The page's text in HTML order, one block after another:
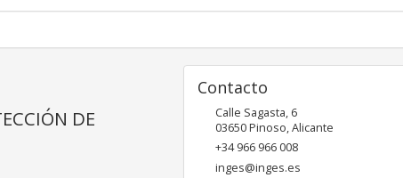
DE
Contacto
Calle Sagasta, 6
03650Pinoso,Alicante
+34 966 966 008
inges@inges.es